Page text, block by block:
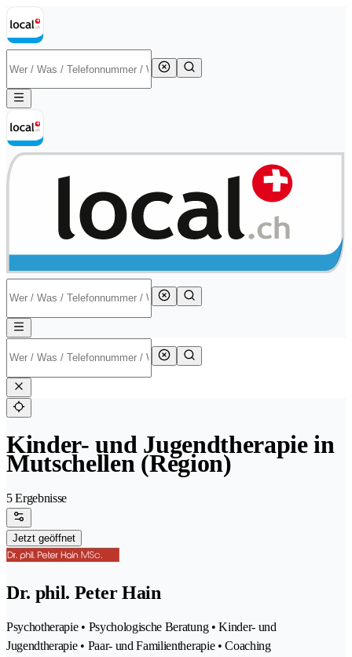
Kinder- und Jugendtherapie in
Mutschellen (Region)
5 Ergebnisse
Jetzt geöffnet
Dr. phil. Peter Hain
Psychotherapie • Psychologische Beratung • Kinder- und
Jugendtherapie • Paar- und Familientherapie • Coaching